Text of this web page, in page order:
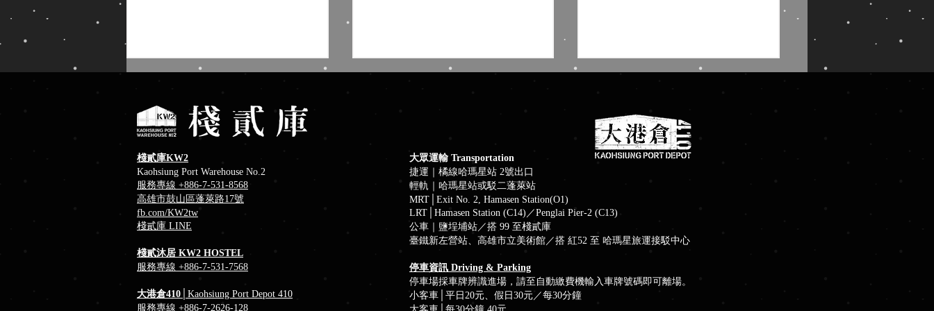
高雄港大港橋─全台首座水平
旋轉橋
台日韓港40網紅高雄助攻粉紅
風 陳其邁送泡芙加珍奶
巡航全攻略
棧貳庫KW2
Kaohsiung Port Warehouse No.2
服務專線 +886-7-531-8568
高雄市鼓山區蓬萊路17號
fb.com/KW2tw
​棧貳庫 LINE
棧貳沐居 KW2 HOSTEL
服務專線 +886-7-531-7568
大港倉410 │Kaohsiung Port Depot 410
服務專線 +886-7-2626-128
大眾運輸 Transportation
捷運｜橘線哈瑪星站 2號出口
輕軌｜哈瑪星站或駁二蓬萊站
MRT│Exit No. 2, Hamasen Station(O1)
LRT│Hamasen Station (C14)／Penglai Pier-2 (C13)
公車｜鹽埕埔站／搭 99 至棧貳庫
臺鐵新左營站、高雄市立美術館／搭 紅52 至 哈瑪星旅運接駁中心
停車資訊 Driving & Parking
停車場採車牌辨識進場，請至自動繳費機輸入車牌號碼即可離場。
小客車│平日20元、假日30元／每30分鐘